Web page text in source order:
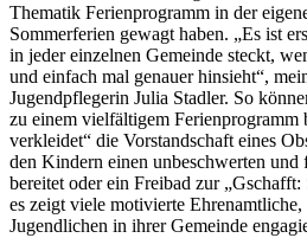
Thematik Ferienprogramm in der
Sommerferien gewagt haben. „Es ist
in jeder einzelnen Gemeinde steckt,
und einfach mal genauer hinsieht“,
Jugendpflegerin Julia Stadler. So
zu einem vielfältigem Ferienprogramm
verkleidet“ die Vorstandschaft eines
den Kindern einen unbeschwerten und
bereitet oder ein Freibad zur
es zeigt viele motivierte
Jugendlichen in ihrer Gemeinde